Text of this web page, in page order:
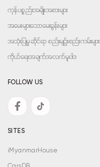
ကုန်ပစ္စည်းအမျိုးအစားများ
အမေးများသောမေးခွန်းများ
အသုံးပြုမှုဆိုင်ရာ စည်းမျဉ်းစည်းကမ်းများ
ကိုယ်ရေးအချက်အလက်မူဝါဒ
FOLLOW US
SITES
iMyanmarHouse